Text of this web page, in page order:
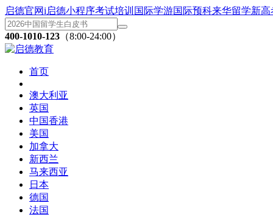
启德官网i启德小程序考试培训 国际学游国际预科来华留学新高
400-1010-123 （8:00-24:00）
首页
澳大利亚
英国
中国香港
美国
加拿大
新西兰
马来西亚
日本
德国
法国